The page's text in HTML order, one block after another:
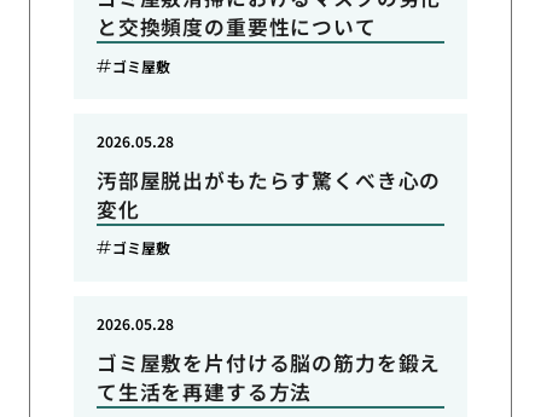
と交換頻度の重要性について
ゴミ屋敷
汚部屋脱出がもたらす驚くべき心の
変化
2026.05.28
ゴミ屋敷
ゴミ屋敷を片付ける脳の筋力を鍛え
て生活を再建する方法
2026.05.28